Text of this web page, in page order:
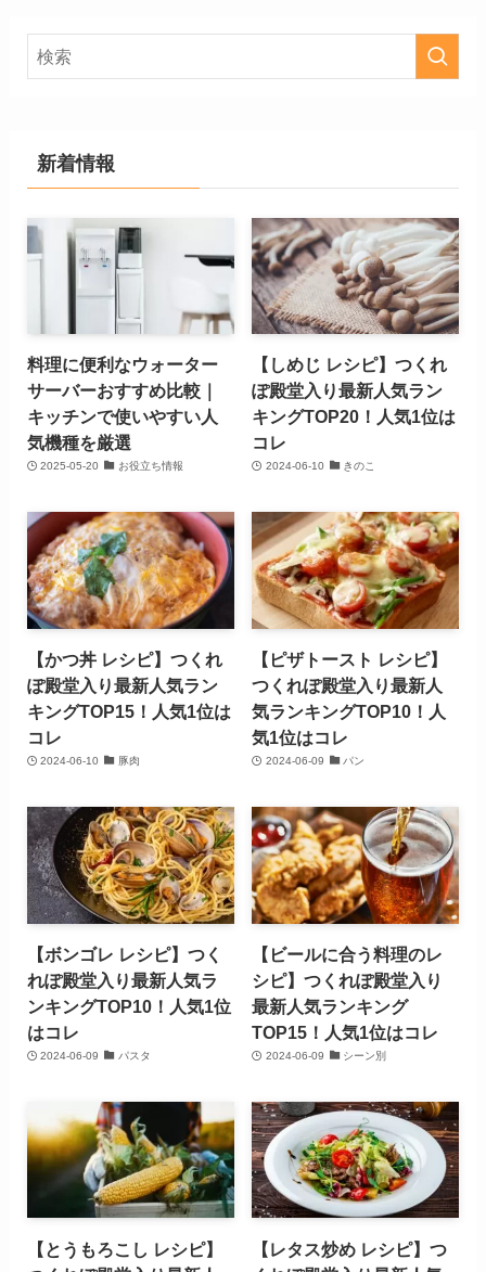
新着情報
料理に便利なウォーター
サーバーおすすめ比較｜
キッチンで使いやすい人
気機種を厳選
2025-05-20 お役立ち情報
【しめじ レシピ】つくれ
ぽ殿堂入り最新人気ラン
キングTOP20！人気1位は
コレ
2024-06-10 きのこ
【かつ丼 レシピ】つくれ
ぽ殿堂入り最新人気ラン
キングTOP15！人気1位は
コレ
2024-06-10 豚肉
【ピザトースト レシピ】
つくれぽ殿堂入り最新人
気ランキングTOP10！人
気1位はコレ
2024-06-09 パン
【ボンゴレ レシピ】つく
れぽ殿堂入り最新人気ラ
ンキングTOP10！人気1位
はコレ
2024-06-09 パスタ
【ビールに合う料理のレ
シピ】つくれぽ殿堂入り
最新人気ランキング
TOP15！人気1位はコレ
2024-06-09 シーン別
【とうもろこし レシピ】
【レタス炒め レシピ】つ